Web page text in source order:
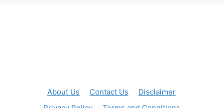
About Us Contact Us
Disclaimer